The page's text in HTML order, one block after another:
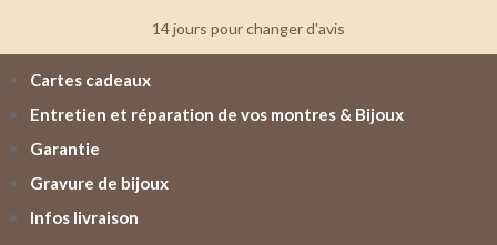
14 jours pour changer d'avis
Cartes cadeaux
Entretien et réparation de vos montres & Bijoux
Garantie
Gravure de bijoux
Infos livraison